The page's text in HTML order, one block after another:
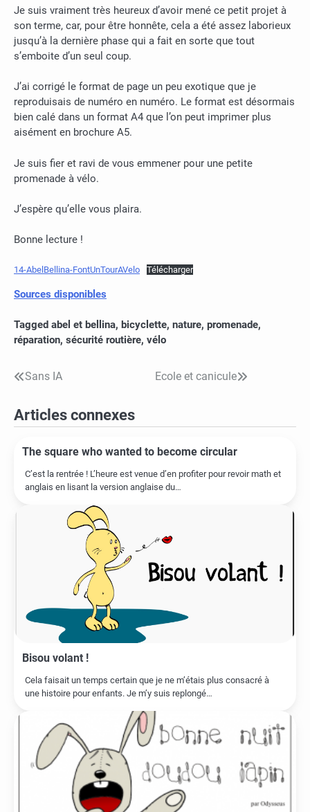
Je suis vraiment très heureux d’avoir mené ce petit projet à
son terme, car, pour être honnête, cela a été assez laborieux
jusqu’à la dernière phase qui a fait en sorte que tout
s’emboite d’un seul coup.
J’ai corrigé le format de page un peu exotique que je
reproduisais de numéro en numéro. Le format est désormais
bien calé dans un format A4 que l’on peut imprimer plus
aisément en brochure A5.
Je suis fier et ravi de vous emmener pour une petite
promenade à vélo.
J’espère qu’elle vous plaira.
Bonne lecture !
14-AbelBellina-FontUnTourAVelo Télécharger
Sources disponibles
Tagged abel et bellina, bicyclette, nature, promenade,
réparation, sécurité routière, vélo
Navigation
de
l’article
Sans IA Ecole et canicule
Articles connexes
The square who wanted to become circular
C’est la rentrée ! L’heure est venue d’en profiter pour revoir math et
anglais en lisant la version anglaise du…
Bisou volant !
Cela faisait un temps certain que je ne m’étais plus consacré à
une histoire pour enfants. Je m’y suis replongé…